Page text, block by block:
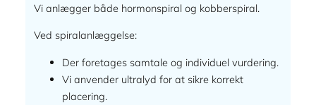
Vi anlægger både hormonspiral og kobberspiral.
Ved spiralanlæggelse:
Der foretages samtale og individuel vurdering.
Vi anvender ultralyd for at sikre korrekt
placering.